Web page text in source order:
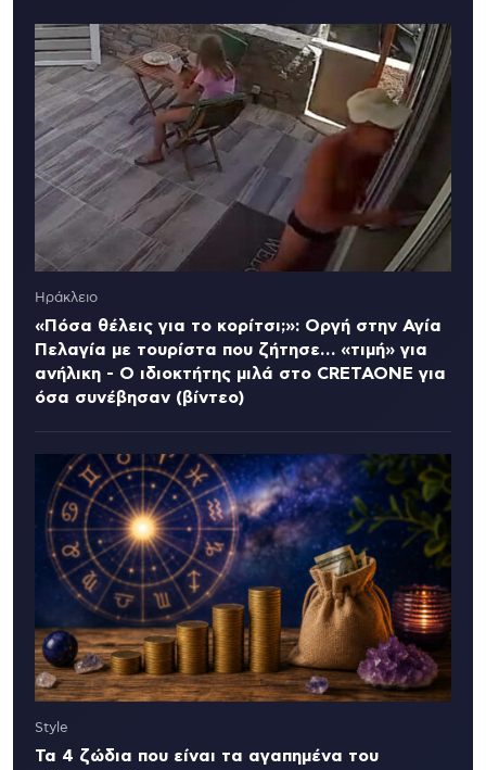
Ηράκλειο
«Πόσα θέλεις για το κορίτσι;»: Οργή στην Αγία
Πελαγία με τουρίστα που ζήτησε… «τιμή» για
ανήλικη - Ο ιδιοκτήτης μιλά στο CRETAONE για
όσα συνέβησαν (βίντεο)
Style
Τα 4 ζώδια που είναι τα αγαπημένα του